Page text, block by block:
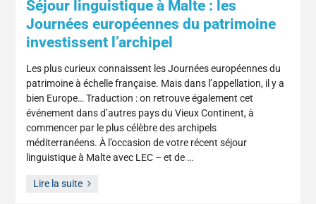
Séjour linguistique à Malte : les
Journées européennes du patrimoine
investissent l’archipel
Les plus curieux connaissent les Journées européennes du
patrimoine à échelle française. Mais dans l’appellation, il y a
bien Europe… Traduction : on retrouve également cet
événement dans d’autres pays du Vieux Continent, à
commencer par le plus célèbre des archipels
méditerranéens. À l’occasion de votre récent séjour
linguistique à Malte avec LEC – et de …
Lire la suite